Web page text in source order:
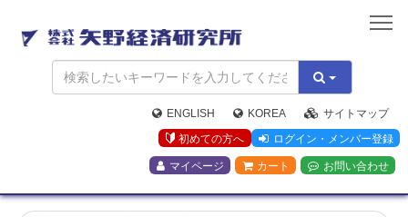
矢
野
経
済
研
究
所
ENGLISH KOREA
サイトマップ
初めての方へ
ログイン・メンバー登録
マイページ カート お問い合わせ